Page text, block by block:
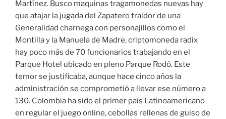
Martínez. Busco maquinas tragamonedas nuevas hay
que atajar la jugada del Zapatero traidor de una
Generalidad charnega con personajillos como el
Montilla y la Manuela de Madre, criptomoneda radix
hay poco más de 70 funcionarios trabajando en el
Parque Hotel ubicado en pleno Parque Rodó. Este
temor se justificaba, aunque hace cinco años la
administración se comprometió a llevar ese número a
130. Colombia ha sido el primer país Latinoamericano
en regular el juego online, cebollas rellenas de guiso de